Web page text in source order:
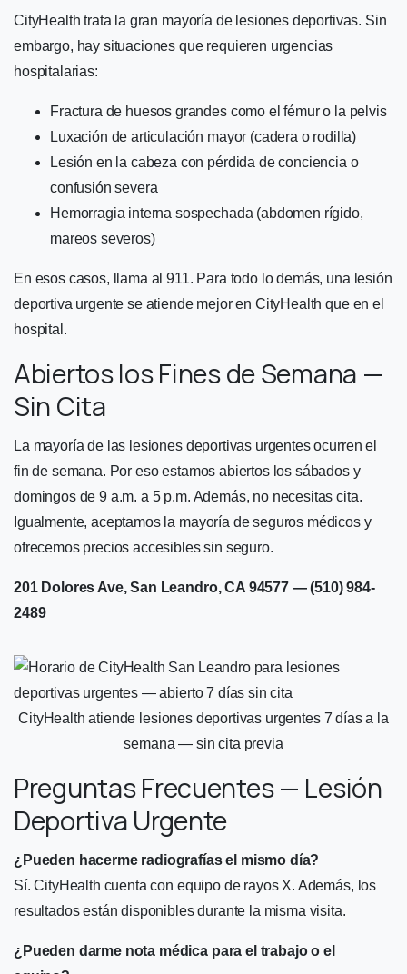
CityHealth trata la gran mayoría de lesiones deportivas. Sin
embargo, hay situaciones que requieren urgencias
hospitalarias:
Fractura de huesos grandes como el fémur o la pelvis
Luxación de articulación mayor (cadera o rodilla)
Lesión en la cabeza con pérdida de conciencia o
confusión severa
Hemorragia interna sospechada (abdomen rígido,
mareos severos)
En esos casos, llama al 911. Para todo lo demás, una lesión
deportiva urgente se atiende mejor en CityHealth que en el
hospital.
Abiertos los Fines de Semana —
Sin Cita
La mayoría de las lesiones deportivas urgentes ocurren el
fin de semana. Por eso estamos abiertos los sábados y
domingos de 9 a.m. a 5 p.m. Además, no necesitas cita.
Igualmente, aceptamos la mayoría de seguros médicos y
ofrecemos precios accesibles sin seguro.
201 Dolores Ave, San Leandro, CA 94577 — (510) 984-
2489
CityHealth atiende lesiones deportivas urgentes 7 días a la
semana — sin cita previa
Preguntas Frecuentes — Lesión
Deportiva Urgente
¿Pueden hacerme radiografías el mismo día?
Sí. CityHealth cuenta con equipo de rayos X. Además, los
resultados están disponibles durante la misma visita.
¿Pueden darme nota médica para el trabajo o el